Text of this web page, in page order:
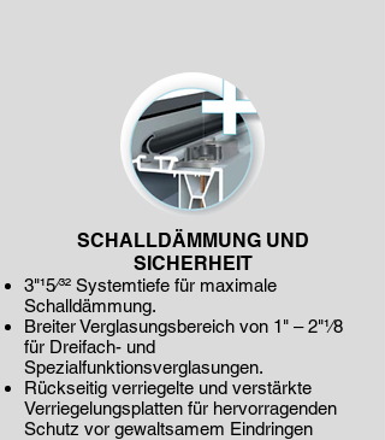
SCHALLDÄMMUNG UND
SICHERHEIT
3"15⁄32 Systemtiefe für maximale
Schalldämmung.
Breiter Verglasungsbereich von 1" – 2"1⁄8
für Dreifach- und
Spezialfunktionsverglasungen.
Rückseitig verriegelte und verstärkte
Verriegelungsplatten für hervorragenden
Schutz vor gewaltsamem Eindringen